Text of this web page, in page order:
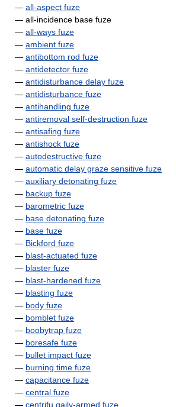
— all-aspect fuze
— all-incidence base fuze
— all-ways fuze
— ambient fuze
— antibottom rod fuze
— antidetector fuze
— antidisturbance delay fuze
— antidisturbance fuze
— antihandling fuze
— antiremoval self-destruction fuze
— antisafing fuze
— antishock fuze
— autodestructive fuze
— automatic delay graze sensitive fuze
— auxiliary detonating fuze
— backup fuze
— barometric fuze
— base detonating fuze
— base fuze
— Bickford fuze
— blast-actuated fuze
— blaster fuze
— blast-hardened fuze
— blasting fuze
— body fuze
— bomblet fuze
— boobytrap fuze
— boresafe fuze
— bullet impact fuze
— burning time fuze
— capacitance fuze
— central fuze
— centrifu gaily-armed fuze